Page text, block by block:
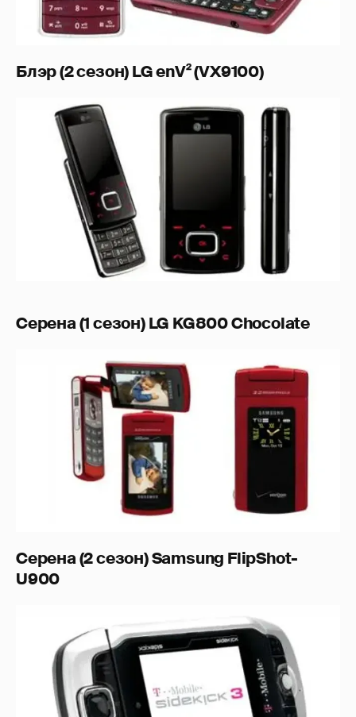
Блэр (2 сезон) LG enV² (VX9100)
Серена (1 сезон) LG KG800 Chocolate
Серена (2 сезон) Samsung FlipShot-
U900